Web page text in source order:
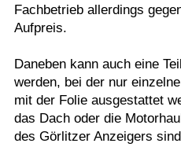
Fachbetrieb allerdings
Aufpreis.
Daneben kann auch eine
werden, bei der nur
mit der Folie ausgestattet
das Dach oder die
des Görlitzer Anzeigers